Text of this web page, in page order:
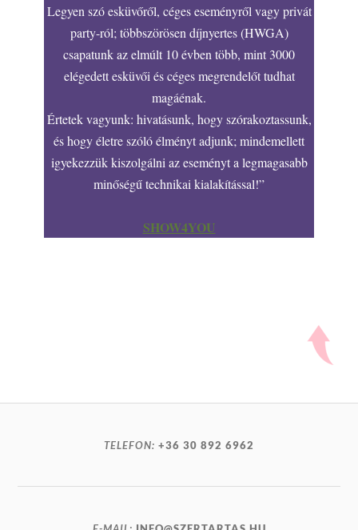
Legyen szó esküvőről, céges eseményről vagy privát
party-ról; többszörösen díjnyertes (HWGA)
csapatunk az elmúlt 10 évben több, mint 3000
elégedett esküvői és céges megrendelőt tudhat
magáénak.
Értetek vagyunk: hivatásunk, hogy szórakoztassunk,
és hogy életre szóló élményt adjunk; mindemellett
igyekezzük kiszolgálni az eseményt a legmagasabb
minőségű technikai kialakítással!”
SHOW4YOU
TELEFON: +36 30 892 6962